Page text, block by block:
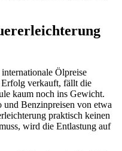
Ölpreise
Erfolg verkauft, fällt die
kaum noch ins Gewicht.
Benzinpreisen von etwa
praktisch keinen
wird die Entlastung auf